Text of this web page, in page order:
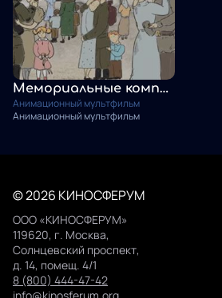
Мемориальные комплексы Беларуси
Анимационный мультфильм
Анимационный мультфильм
© 2026 КИНОСФЕРУМ
ООО «КИНОСФЕРУМ»
119620, г. Москва,
Солнцевский проспект,
д. 14, помещ. 4/1
8 (800) 444-47-42